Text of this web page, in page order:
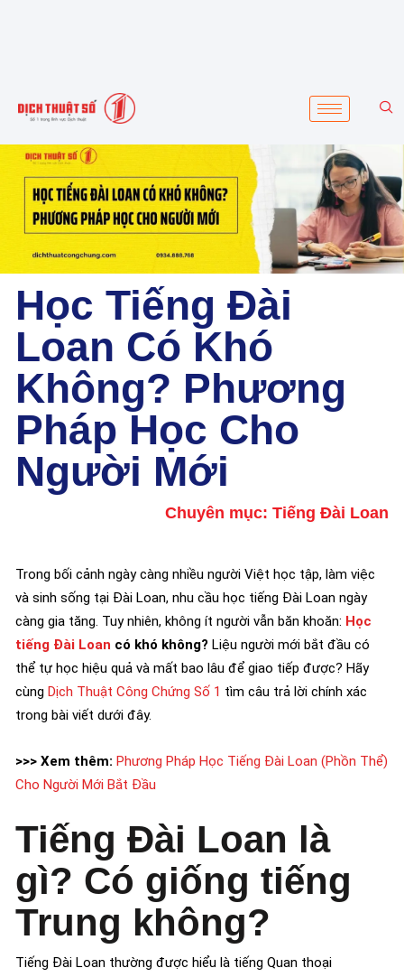
Học Tiếng Đài
Loan Có Khó
Không? Phương
Pháp Học Cho
Người Mới
Chuyên mục: Tiếng Đài Loan
Trong bối cảnh ngày càng nhiều người Việt học tập, làm việc
và sinh sống tại Đài Loan, nhu cầu học tiếng Đài Loan ngày
càng gia tăng. Tuy nhiên, không ít người vẫn băn khoăn: Học
tiếng Đài Loan có khó không? Liệu người mới bắt đầu có
thể tự học hiệu quả và mất bao lâu để giao tiếp được? Hãy
cùng Dịch Thuật Công Chứng Số 1 tìm câu trả lời chính xác
trong bài viết dưới đây.
>>> Xem thêm: Phương Pháp Học Tiếng Đài Loan (Phồn Thể)
Cho Người Mới Bắt Đầu
Tiếng Đài Loan là
gì? Có giống tiếng
Trung không?
Tiếng Đài Loan thường được hiểu là tiếng Quan thoại